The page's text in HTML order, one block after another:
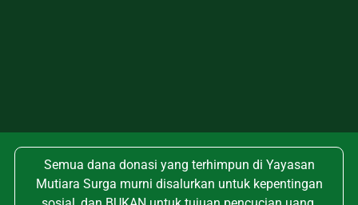
Semua dana donasi yang terhimpun di Yayasan
Mutiara Surga murni disalurkan untuk kepentingan